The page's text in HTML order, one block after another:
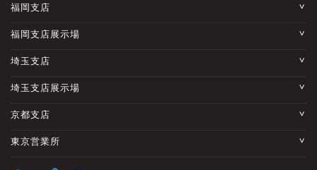
福岡支店
福岡支店展示場
埼玉支店
埼玉支店展示場
京都支店
東京営業所